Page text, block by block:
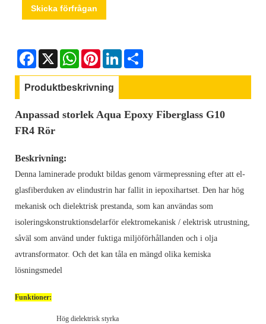
Skicka förfrågan
Facebook
X WhatsAppPinterestLinkedIn
Produktbeskrivning
Anpassad storlek Aqua Epoxy Fiberglass G10
FR4 Rör
Beskrivning:
Denna laminerade produkt bildas genom värmepressning efter att el-
glasfiberduken av elindustrin har fallit in iepoxihartset. Den har hög
mekanisk och dielektrisk prestanda, som kan användas som
isoleringskonstruktionsdelarför elektromekanisk / elektrisk utrustning,
såväl som använd under fuktiga miljöförhållanden och i olja
avtransformator. Och det kan tåla en mängd olika kemiska
lösningsmedel
Funktioner:
Hög dielektrisk styrka